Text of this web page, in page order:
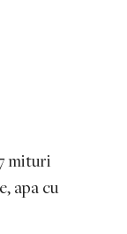
mituri
apa cu